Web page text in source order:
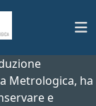
Metrologica, ha
e